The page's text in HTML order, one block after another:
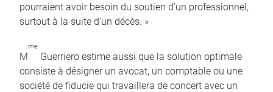
pourraient avoir besoin du soutien d’un professionnel,
surtout à la suite d’un décès. »
M
me
Guerriero estime aussi que la solution optimale
consiste à désigner un avocat, un comptable ou une
société de fiducie qui travaillera de concert avec un